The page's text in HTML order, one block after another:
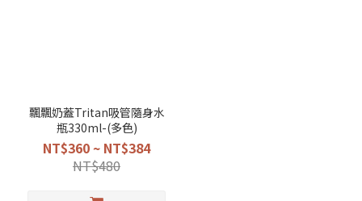
飄飄奶蓋Tritan吸管隨身水
瓶330ml-(多色)
NT$360 ~ NT$384
NT$480